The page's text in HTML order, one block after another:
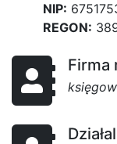
NIP:
REGON:
Firma